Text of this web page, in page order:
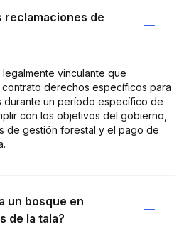
reclamaciones de
vinculante que
derechos específicos para
durante un período específico de
con los objetivos del gobierno,
de gestión forestal y el pago de
un bosque en
de la tala?